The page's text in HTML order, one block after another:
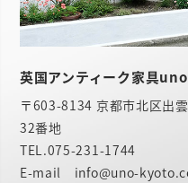
英国アンティーク家具
〒603-8134 京都市北区出
32番地
TEL.075-231-1744
E-mail info@uno-